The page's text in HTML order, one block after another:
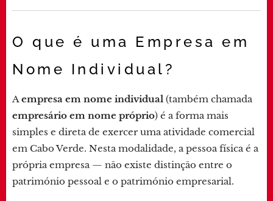
O que é uma Empresa em
Nome Individual?
Aempresa em nome individual (também chamada
empresário em nome próprio) é a forma mais
simples e direta de exercer uma atividade comercial
em Cabo Verde. Nesta modalidade, a pessoa física é a
própria empresa — não existe distinção entre o
património pessoal e o património empresarial.